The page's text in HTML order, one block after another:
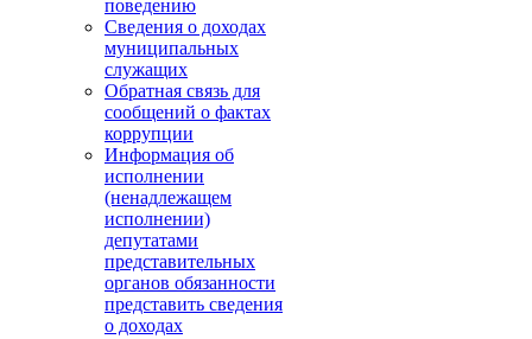
поведению
Сведения о доходах
муниципальных
служащих
Обратная связь для
сообщений о фактах
коррупции
Информация об
исполнении
(ненадлежащем
исполнении)
депутатами
представительных
органов обязанности
представить сведения
о доходах